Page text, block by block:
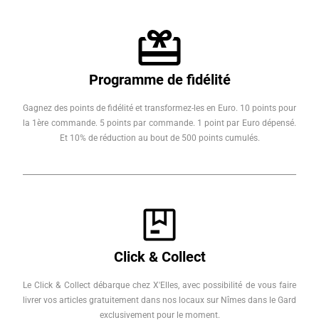
Programme de fidélité
Gagnez des points de fidélité et transformez-les en Euro. 10 points pour
la 1ère commande. 5 points par commande. 1 point par Euro dépensé.
Et 10% de réduction au bout de 500 points cumulés.
Click & Collect
Le Click & Collect débarque chez X'Elles, avec possibilité de vous faire
livrer vos articles gratuitement dans nos locaux sur Nîmes dans le Gard
exclusivement pour le moment.